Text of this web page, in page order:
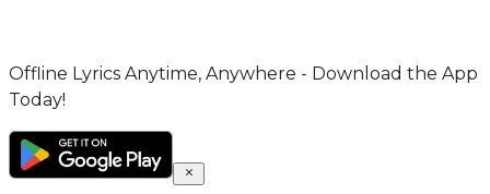
Offline Lyrics Anytime, Anywhere - Download the App
Today!